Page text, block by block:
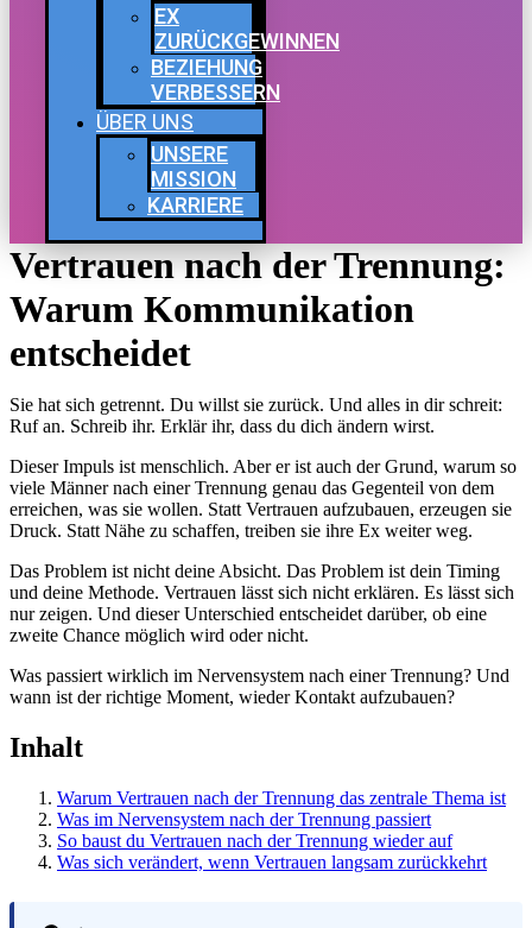
EX
ZURÜCKGEWINNEN
BEZIEHUNG
VERBESSERN
ÜBER UNS
UNSERE
MISSION
KARRIERE
Vertrauen nach der Trennung:
Warum Kommunikation
entscheidet
Sie hat sich getrennt. Du willst sie zurück. Und alles in dir schreit:
Ruf an. Schreib ihr. Erklär ihr, dass du dich ändern wirst.
Dieser Impuls ist menschlich. Aber er ist auch der Grund, warum so
viele Männer nach einer Trennung genau das Gegenteil von dem
erreichen, was sie wollen. Statt Vertrauen aufzubauen, erzeugen sie
Druck. Statt Nähe zu schaffen, treiben sie ihre Ex weiter weg.
Das Problem ist nicht deine Absicht. Das Problem ist dein Timing
und deine Methode. Vertrauen lässt sich nicht erklären. Es lässt sich
nur zeigen. Und dieser Unterschied entscheidet darüber, ob eine
zweite Chance möglich wird oder nicht.
Was passiert wirklich im Nervensystem nach einer Trennung? Und
wann ist der richtige Moment, wieder Kontakt aufzubauen?
Inhalt
Warum Vertrauen nach der Trennung das zentrale Thema ist
Was im Nervensystem nach der Trennung passiert
So baust du Vertrauen nach der Trennung wieder auf
Was sich verändert, wenn Vertrauen langsam zurückkehrt